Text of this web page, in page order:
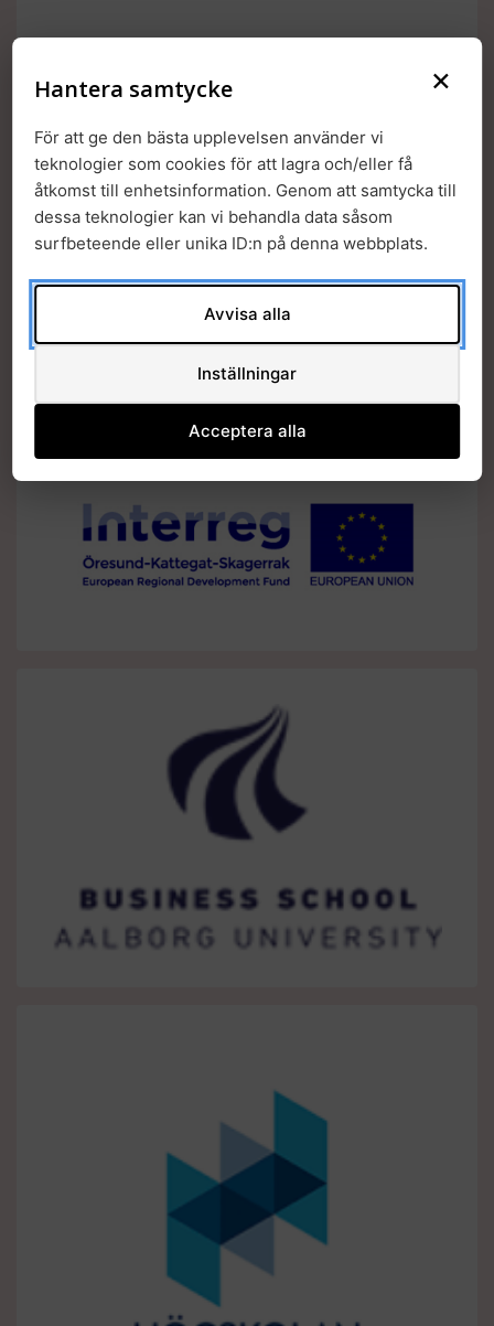
Workshop i samarbete med:
×
Hantera samtycke
För att ge den bästa upplevelsen använder vi
teknologier som cookies för att lagra och/eller få
åtkomst till enhetsinformation. Genom att samtycka till
dessa teknologier kan vi behandla data såsom
surfbeteende eller unika ID:n på denna webbplats.
Avvisa alla
Inställningar
Acceptera alla